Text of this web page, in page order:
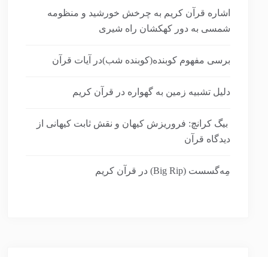
اشاره قرآن کریم به چرخش خورشید و منظومه
شمسی به دور کهکشان راه شیری
برسی مفهوم کوبنده(کوبنده شب)در آیات قرآن
دلیل تشبیه زمین به گهواره در قرآن کریم
بیگ کرانچ: فروریزش کیهان و نقش ثابت کیهانی از
دیدگاه قرآن
مِه‌گسست (Big Rip) در قرآن کریم